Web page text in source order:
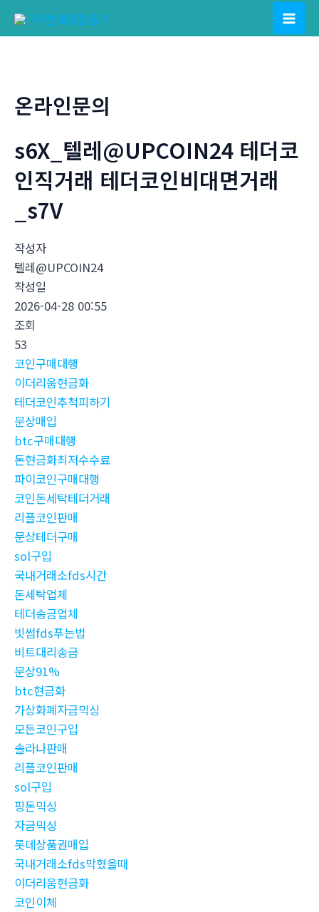
Main
온라인문의
s6X_텔레@UPCOIN24 테더코
인직거래 테더코인비대면거래
_s7V
작성자
텔레@UPCOIN24
작성일
2026-04-28 00:55
조회
53
코인구매대행
이더리움현금화
테더코인추척피하기
문상매입
btc구매대행
돈현금화최저수수료
파이코인구매대행
코인돈세탁테더거래
리플코인판매
문상테더구매
sol구입
국내거래소fds시간
돈세탁업체
테더송금업체
빗썸fds푸는법
비트대리송금
문상91%
btc현금화
가상화폐자금믹싱
모든코인구입
솔라나판매
리플코인판매
sol구입
핑돈믹싱
자금믹싱
롯데상품권매입
국내거래소fds막혔을때
이더리움현금화
코인이체